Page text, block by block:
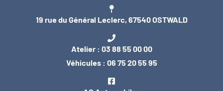
19 rue du Général Leclerc, 67540 OSTWALD
Atelier : 03 88 55 00 00
Véhicules : 06 75 20 55 95